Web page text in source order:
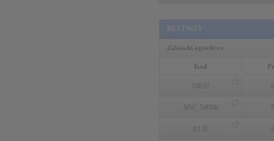
BESTWAY
Zabawki ogrodowe
Kod
10637
BW_54006